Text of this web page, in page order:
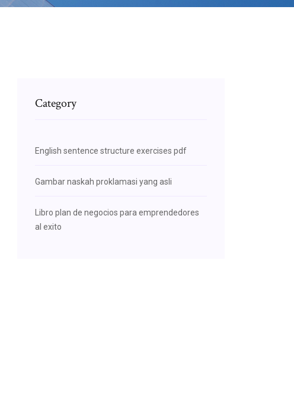
Category
English sentence structure exercises pdf
Gambar naskah proklamasi yang asli
Libro plan de negocios para emprendedores
al exito